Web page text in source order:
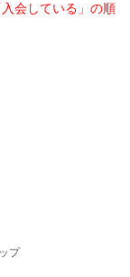
会している」の順
プ